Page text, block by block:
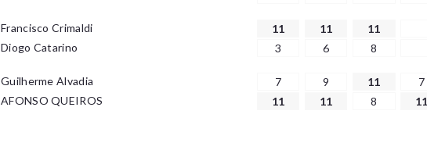
Francisco Crimaldi 11 11
11
Diogo Catarino
3 6 8
Guilherme Alvadia 7 9 11
7
AFONSO QUEIROS
11 11 8